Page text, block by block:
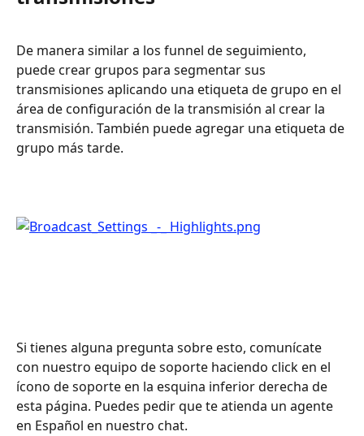
De manera similar a los funnel de seguimiento,
puede crear grupos para segmentar sus
transmisiones aplicando una etiqueta de grupo en el
área de configuración de la transmisión al crear la
transmisión. También puede agregar una etiqueta de
grupo más tarde.
Si tienes alguna pregunta sobre esto, comunícate
con nuestro equipo de soporte haciendo click en el
ícono de soporte en la esquina inferior derecha de
esta página. Puedes pedir que te atienda un agente
en Español en nuestro chat.